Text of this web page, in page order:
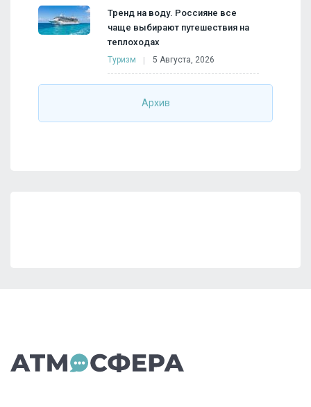
Тренд на воду. Россияне все
чаще выбирают путешествия на
теплоходах
Туризм 5 Августа, 2026
Архив